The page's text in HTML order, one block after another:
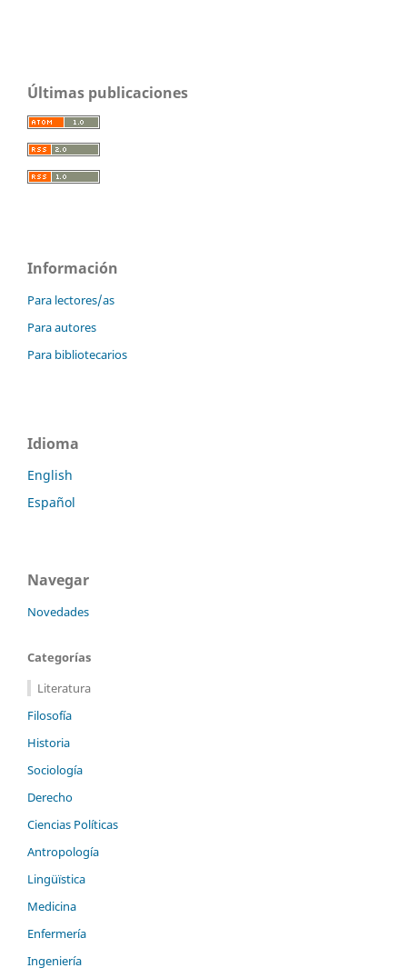
Últimas publicaciones
Información
Para lectores/as
Para autores
Para bibliotecarios
Idioma
English
Español
Navegar
Novedades
Categorías
Literatura
Filosofía
Historia
Sociología
Derecho
Ciencias Políticas
Antropología
Lingüïstica
Medicina
Enfermería
Ingeniería